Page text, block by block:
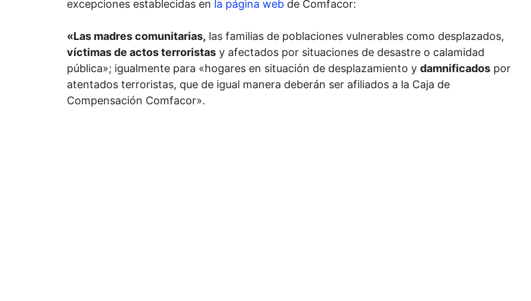
excepciones establecidas en la página web de Comfacor:
«Las madres comunitarias, las familias de poblaciones vulnerables como desplazados,
víctimas de actos terroristas y afectados por situaciones de desastre o calamidad
pública»; igualmente para «hogares en situación de desplazamiento y damnificados por
atentados terroristas, que de igual manera deberán ser afiliados a la Caja de
Compensación Comfacor».